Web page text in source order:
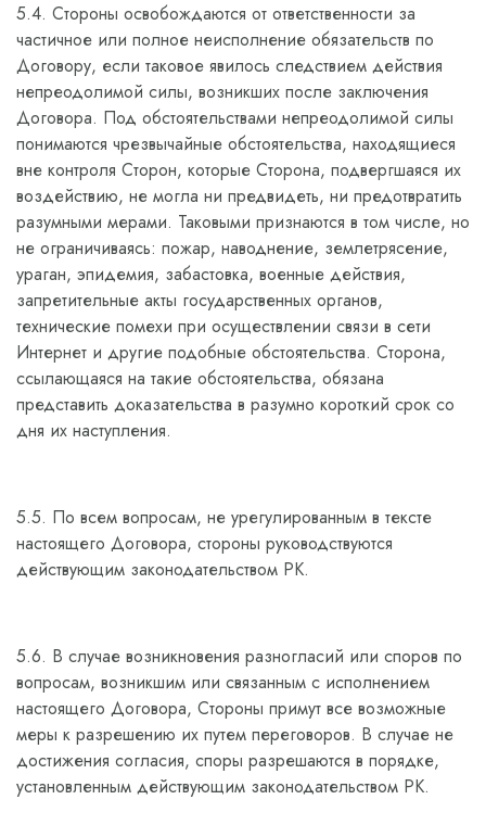
5.4. Стороны освобождаются от ответственности за
частичное или полное неисполнение обязательств по
Договору, если таковое явилось следствием действия
непреодолимой силы, возникших после заключения
Договора. Под обстоятельствами непреодолимой силы
понимаются чрезвычайные обстоятельства, находящиеся
вне контроля Сторон, которые Сторона, подвергшаяся их
воздействию, не могла ни предвидеть, ни предотвратить
разумными мерами. Таковыми признаются в том числе, но
не ограничиваясь: пожар, наводнение, землетрясение,
ураган, эпидемия, забастовка, военные действия,
запретительные акты государственных органов,
технические помехи при осуществлении связи в сети
Интернет и другие подобные обстоятельства. Сторона,
ссылающаяся на такие обстоятельства, обязана
представить доказательства в разумно короткий срок со
дня их наступления.
5.5. По всем вопросам, не урегулированным в тексте
настоящего Договора, стороны руководствуются
действующим законодательством РК.
5.6. В случае возникновения разногласий или споров по
вопросам, возникшим или связанным с исполнением
настоящего Договора, Стороны примут все возможные
меры к разрешению их путем переговоров. В случае не
достижения согласия, споры разрешаются в порядке,
установленным действующим законодательством РК.